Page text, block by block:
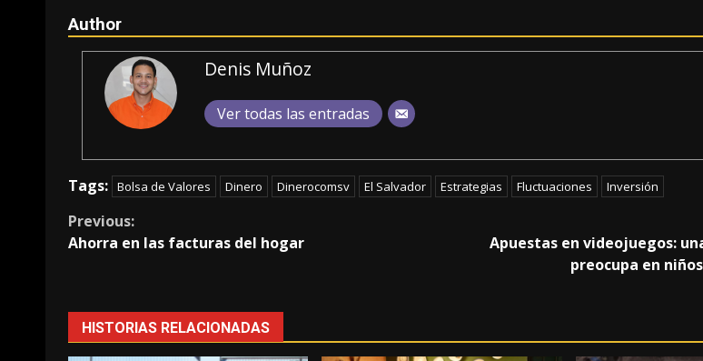
Author
Denis Muñoz
Ver todas las entradas
Tags: Bolsa de Valores Dinero Dinerocomsv El Salvador Estrategias Fluctuaciones Inversión
Continue
Previous:
Ahorra en las facturas del hogar
Apuestas en videojuegos:
preocupa en
HISTORIAS RELACIONADAS